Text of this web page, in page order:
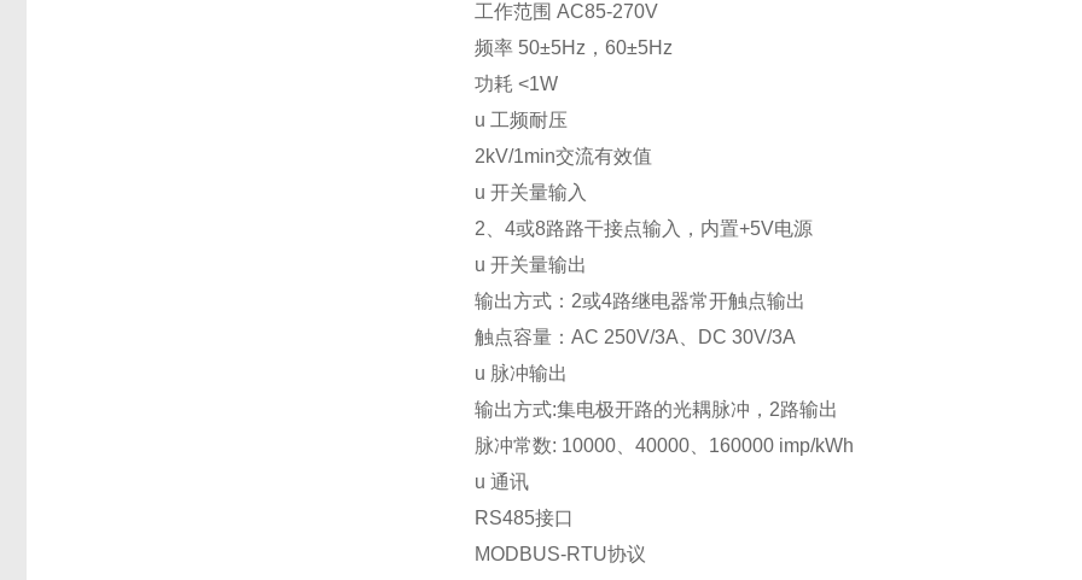
工作范围 AC85-270V
频率 50±5Hz，60±5Hz
功耗 <1W
u 工频耐压
2kV/1min交流有效值
u开关量输入
2 、4或8路路干接点输入，内置+5V电源
u开关量输出
输出方式：2或4路继电器常开触点输出
触点容量：AC 250V/3A、DC 30V/3A
u 脉冲输出
输出方式:集电极开路的光耦脉冲，2路输出
脉冲常数: 10000、40000、160000 imp/kWh
u通讯
RS485接口
MODBUS-RTU协议